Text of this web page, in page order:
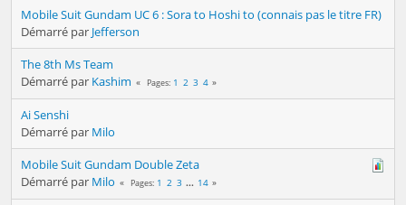
Mobile Suit Gundam UC 6 : Sora to Hoshi to (connais pas le titre FR)
Démarré par Jefferson
The 8th Ms Team
Démarré par Kashim Pages 1 2 3 4
Ai Senshi
Démarré par Milo
Mobile Suit Gundam Double Zeta
Démarré par Milo Pages 1 2 3 ... 14